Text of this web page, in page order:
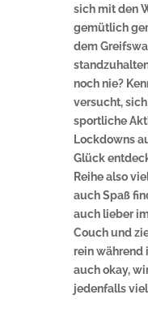
sich mit den
gemütlich
dem
noch nie?
versucht,
sportliche
Lockdowns
Glück
Reihe also
auch Spaß
auch lieber
Couch und
rein während
auch okay,
jedenfalls